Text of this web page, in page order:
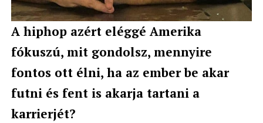
A hiphop azért eléggé Amerika
fókuszú, mit gondolsz, mennyire
fontos ott élni, ha az ember be akar
futni és fent is akarja tartani a
karrierjét?